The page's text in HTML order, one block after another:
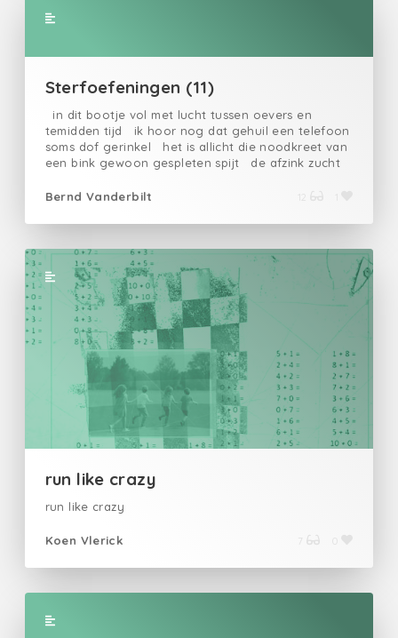
Sterfoefeningen (11)
in dit bootje vol met lucht tussen oevers en
temidden tijd ik hoor nog dat gehuil een telefoon
soms dof gerinkel het is allicht die noodkreet van
een bink gewoon gespleten spijt de afzink zucht
tijd geeft op mijn einde smelt dit bootje had me
voor de dood'
Bernd Vanderbilt
run like crazy
run like crazy
Koen Vlerick